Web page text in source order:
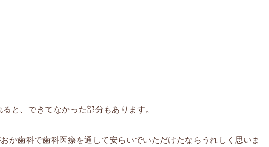
と、できてなかった部分もあります。
か歯科で歯科医療を通して安らいでいただけたならうれしく思いま